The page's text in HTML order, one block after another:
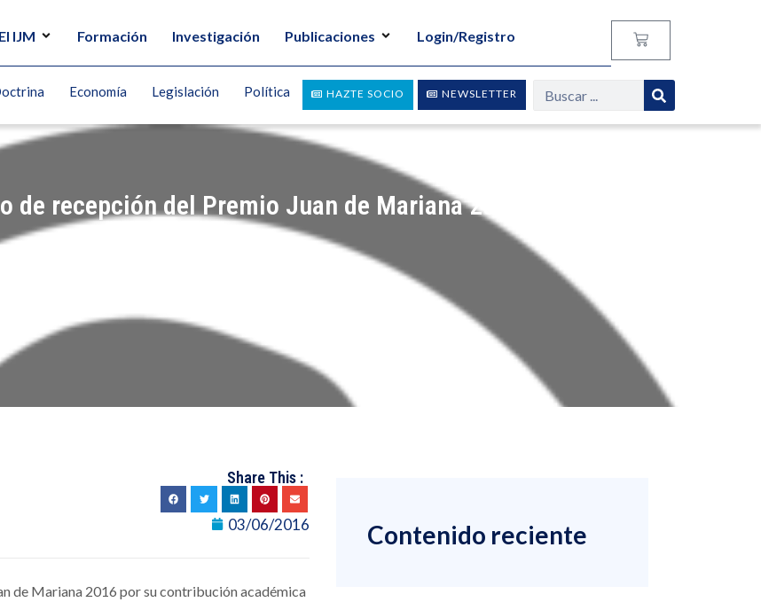
El IJM Formación Investigación Publicaciones Login/Registro
NEWSLETTER
HAZTE SOCIO
Economía Legislación Política
de recepción del Premio Juan de Mariana 2016
Share This :
03/06/2016
de Mariana 2016 por su contribución académica
Contenido reciente